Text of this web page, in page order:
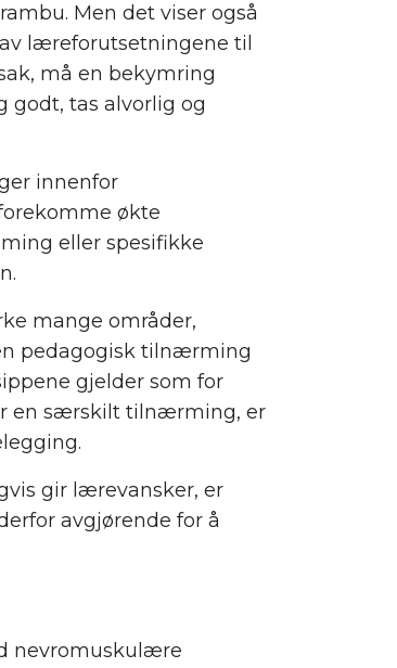
Men det viser også
læreforutsetningene til
må en bekymring
tas alvorlig og
innenfor
økte
eller spesifikke
mange områder,
pedagogisk tilnærming
gjelder som for
en særskilt tilnærming, er
gir lærevansker, er
avgjørende for å
nevromuskulære